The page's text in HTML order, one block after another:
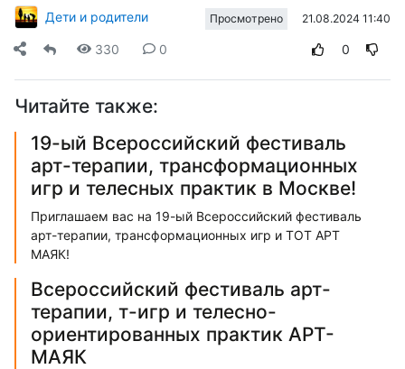
Дети и родители Просмотрено 21.08.2024 11:40
330 0 0
Читайте также:
19-ый Всероссийский фестиваль
арт-терапии, трансформационных
игр и телесных практик в Москве!
Приглашаем вас на 19-ый Всероссийский фестиваль
арт-терапии, трансформационных игр и ТОТ АРТ
МАЯК!
Всероссийский фестиваль арт-
терапии, т-игр и телесно-
ориентированных практик АРТ-
МАЯК